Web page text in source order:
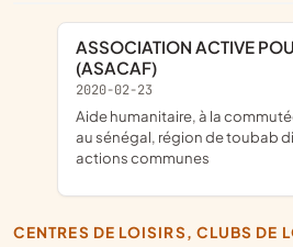
ASSOCIATION ACTIVE POUR L'AFRIQUE
(ASACAF)
2020-02-23
aide humanitaire, à la commutée de commune de yène
au sénégal, région de toubab
actions communes
CENTRES DE LOISIRS, CLUBS DE